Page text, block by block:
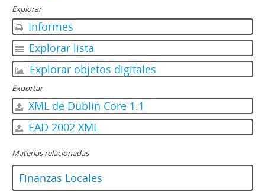
Explorar
Informes
Explorar lista
Explorar objetos digitales
Exportar
XML de Dublin Core 1.1
EAD 2002 XML
Materias relacionadas
Finanzas Locales